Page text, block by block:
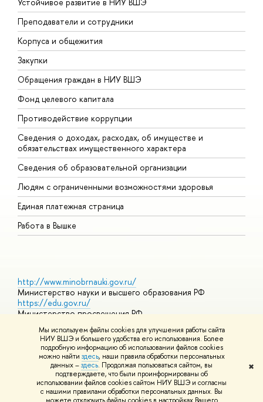
Мы используем файлы cookies для улучшения работы сайта
НИУ ВШЭ и большего удобства его использования. Более
подробную информацию об использовании файлов cookies
можно найти здесь, наши правила обработки персональных
данных –здесь. Продолжая пользоваться сайтом, вы
подтверждаете, что были проинформированы об
использовании файлов cookies сайтом НИУ ВШЭ и согласны
с нашими правилами обработки персональных данных. Вы
✖
Преподаватели и сотрудники
Корпуса и общежития
Закупки
Обращения граждан в НИУ ВШЭ
Фонд целевого капитала
Противодействие коррупции
Сведения о доходах, расходах, об имуществе и
обязательствах имущественного характера
Сведения об образовательной организации
Людям с ограниченными возможностями здоровья
Единая платежная страница
Работа в Вышке
http://www.minobrnauki.gov.ru/
Министерство науки и высшего образования РФ
https://edu.gov.ru/
Министерство просвещения РФ
https://elearning.hse.ru/mooc
Массовые открытые онлайн-курсы
© НИУ ВШЭ 1993–2026 Адреса и контактыУсловия
использования материалов Политика конфиденциальности
Шрифты HSE Sans и HSE Slab разработаны вШколе дизайна НИУ